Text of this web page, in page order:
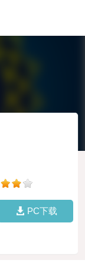
PC下载